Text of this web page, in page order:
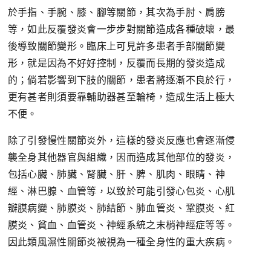
於手指、手腕、膝、腳等關節，其次為手肘、肩膀
等，如此反覆發炎會一步步對關節造成各種破壞，最
後導致關節變形。臨床上可見許多患者手部關節變
形，就是因為不好好控制，反覆而長期的發炎造成
的；倘若影響到下肢的關節，患者將逐漸不良於行，
更有甚者則須要靠輔助器甚至輪椅，造成生活上極大
不便。
除了引發慢性關節炎外，這樣的發炎反應也會逐漸侵
襲全身其他器官與組織，因而造成其他部位的發炎，
包括心臟、肺臟、腎臟、肝、脾、肌肉、眼睛、神
經、淋巴腺、血管等，以致於可能引發心包炎、心肌
瓣膜病變、肺膜炎、肺結節、肺血管炎、鞏膜炎、紅
膜炎、貧血、血管炎、神經系統之末梢神經症等等。
因此類風濕性關節炎被視為一種全身性的重大疾病。